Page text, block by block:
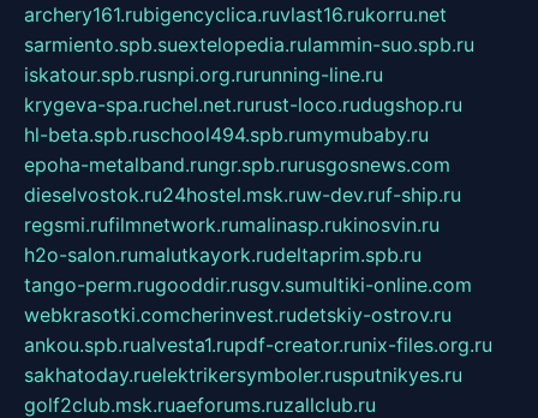
archery161.rubigencyclica.ruvlast16.rukorru.net
sarmiento.spb.suextelopedia.rulammin-suo.spb.ru
iskatour.spb.rusnpi.org.rurunning-line.ru
krygeva-spa.ruchel.net.rurust-loco.rudugshop.ru
hl-beta.spb.ruschool494.spb.rumymubaby.ru
epoha-metalband.rungr.spb.rurusgosnews.com
dieselvostok.ru24hostel.msk.ruw-dev.ruf-ship.ru
regsmi.rufilmnetwork.rumalinasp.rukinosvin.ru
h2o-salon.rumalutkayork.rudeltaprim.spb.ru
tango-perm.rugooddir.rusgv.sumultiki-online.com
webkrasotki.comcherinvest.rudetskiy-ostrov.ru
ankou.spb.rualvesta1.rupdf-creator.runix-files.org.ru
sakhatoday.ruelektrikersymboler.rusputnikyes.ru
golf2club.msk.ruaeforums.ruzallclub.ru